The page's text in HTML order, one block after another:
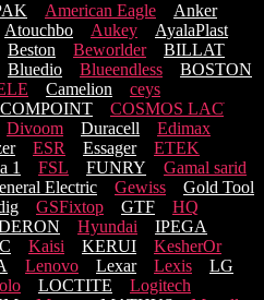
American Eagle
Anker
Atouchbo Aukey
AyalaPlast
Beston Beworlder
BILLAT
Bluedio Blueendless
BOSTON
Camelion
ceys
COMPOINT
COSMOS LACֹ
Divoom Duracell
Edimax
ESR Essager
ETEK
1 FSL FUNRY
Gamal sarid
Electric Gewiss
Gold Tool
GSFixtop GTF
HQ
Hyundai
IPEGA
Kaisi KERUI
KesherOr
Lenovo Lexar Lexis
LG
LOCTITE
Logitech